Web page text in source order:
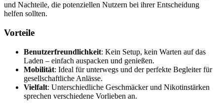
und Nachteile, die potenziellen Nutzern bei ihrer Entscheidung
helfen sollten.
Vorteile
Benutzerfreundlichkeit: Kein Setup, kein Warten auf das
Laden – einfach auspacken und genießen.
Mobilität: Ideal für unterwegs und der perfekte Begleiter für
gesellschaftliche Anlässe.
Vielfalt: Unterschiedliche Geschmäcker und Nikotinstärken
sprechen verschiedene Vorlieben an.